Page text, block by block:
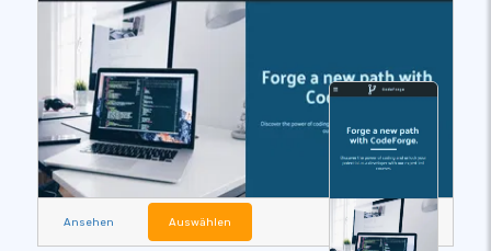
Ansehen Auswählen